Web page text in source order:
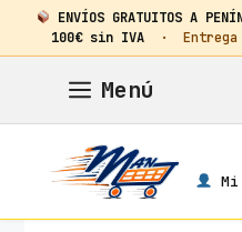
ENVÍOS GRATUITOS A
100€ sin IVA· Entrega
contenido
Menú